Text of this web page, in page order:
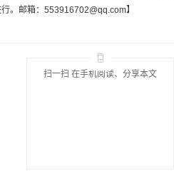
。邮箱： 553916702@qq.com】
扫一扫 在手机阅读、分享本文